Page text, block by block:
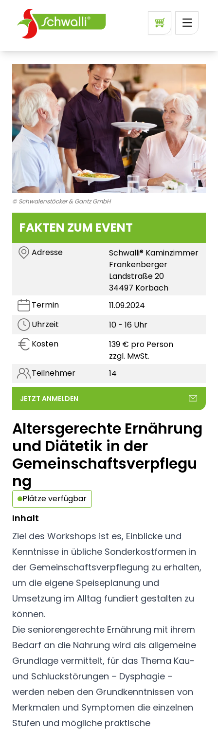
© Schwalenstöcker & Gantz GmbH
FAKTEN ZUM EVENT
Adresse
Schwalli® Kaminzimmer
Frankenberger
Landstraße 20
34497 Korbach
Termin
11.09.2024
Uhrzeit
10 - 16 Uhr
Kosten
139 € pro Person
zzgl. MwSt.
Teilnehmer
14
JETZT ANMELDEN
Altersgerechte Ernährung
und Diätetik in der
Gemeinschaftsverpflegu
ng
Plätze verfügbar
Inhalt
Ziel des Workshops ist es, Einblicke und
Kenntnisse in übliche Sonderkostformen in
der Gemeinschaftsverpflegung zu erhalten,
um die eigene Speiseplanung und
Umsetzung im Alltag fundiert gestalten zu
können.
Die seniorengerechte Ernährung mit ihrem
Bedarf an die Nahrung wird als allgemeine
Grundlage vermittelt, für das Thema Kau-
und Schluckstörungen – Dysphagie –
werden neben den Grundkenntnissen von
Merkmalen und Symptomen die einzelnen
Stufen und mögliche praktische